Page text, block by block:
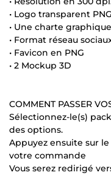
• Logo transparent
• Une charte
• Format réseau
• Favicon en PNG
• 2 Mockup 3D
COMMENT PASSER
Sélectionnez-le(s)
des options.
Appuyez ensuite sur
votre commande
Vous serez redirigé